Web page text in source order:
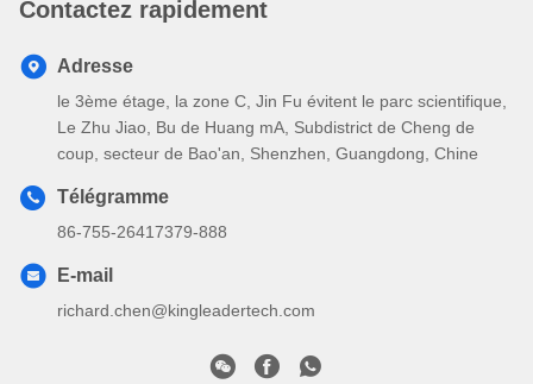
Contactez rapidement
Adresse
le 3ème étage, la zone C, Jin Fu évitent le parc scientifique,
Le Zhu Jiao, Bu de Huang mA, Subdistrict de Cheng de
coup, secteur de Bao'an, Shenzhen, Guangdong, Chine
Télégramme
86-755-26417379-888
E-mail
richard.chen@kingleadertech.com